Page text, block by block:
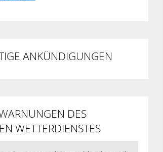
ANKÜNDIGUNGEN
DES
WETTERDIENSTES